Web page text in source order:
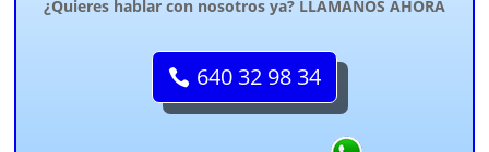
¿Quieres hablar con nosotros ya? LLÁMANOS AHORA
640 32 98 34